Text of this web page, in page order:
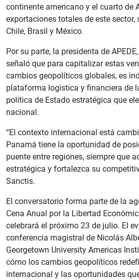
continente americano y el cuarto de
exportaciones totales de este sector,
Chile, Brasil y México.
Por su parte, la presidenta de
señaló que para capitalizar estas
cambios geopolíticos globales, es
plataforma logística y financiera de
política de Estado estratégica que
nacional.
“El contexto internacional está
Panamá tiene la oportunidad de
puente entre regiones, siempre que
estratégica y fortalezca su
Sanctis.
El conversatorio forma parte de la
Cena Anual por la Libertad
celebrará el próximo 23 de julio. El
conferencia magistral de Nicolás
Georgetown University Americas
cómo los cambios geopolíticos
internacional y las oportunidades